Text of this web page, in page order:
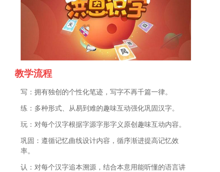
教学流程
写：拥有独创的个性化笔迹，写字不再千篇一律。
练：多种形式、从易到难的趣味互动强化巩固汉字。
玩：对每个汉字根据字源字形字义原创趣味互动内容。
巩固：遵循记忆曲线设计内容，循序渐进提高记忆效
率。
认：对每个汉字追本溯源，结合本意用能听懂的语言讲